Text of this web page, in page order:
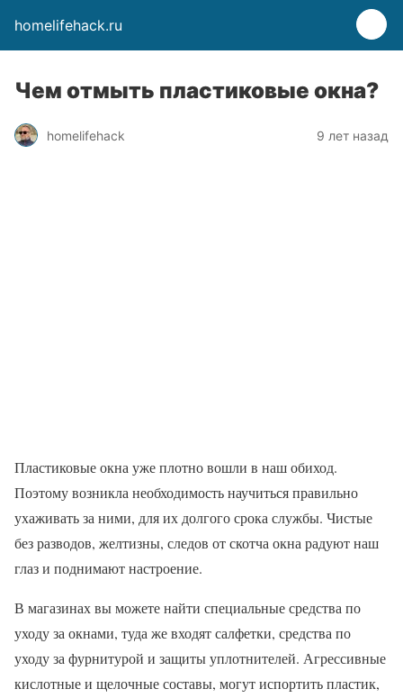
homelifehack.ru
Чем отмыть пластиковые окна?
homelifehack 9 лет назад
Пластиковые окна уже плотно вошли в наш обиход.
Поэтому возникла необходимость научиться правильно
ухаживать за ними, для их долгого срока службы. Чистые
без разводов, желтизны, следов от скотча окна радуют наш
глаз и поднимают настроение.
В магазинах вы можете найти специальные средства по
уходу за окнами, туда же входят салфетки, средства по
уходу за фурнитурой и защиты уплотнителей. Агрессивные
кислотные и щелочные составы, могут испортить пластик,